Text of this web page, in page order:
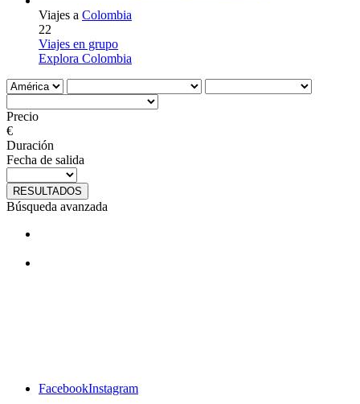
Viajes a Colombia
22
Viajes en grupo
Explora Colombia
Precio
€
Duración
Fecha de salida
RESULTADOS
Búsqueda avanzada
FacebookInstagram